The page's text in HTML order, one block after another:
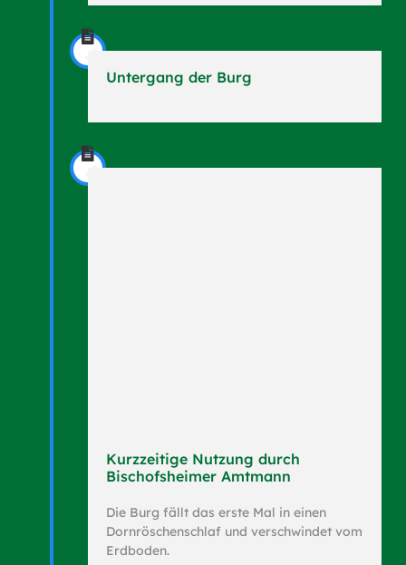
Untergang der Burg
Kurzzeitige Nutzung durch
Bischofsheimer Amtmann
Die Burg fällt das erste Mal in einen
Dornröschenschlaf und verschwindet vom
Erdboden.